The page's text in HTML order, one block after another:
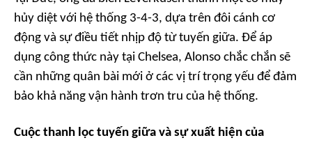
hủy diệt với hệ thống 3-4-3, dựa trên đôi cánh cơ
động và sự điều tiết nhịp độ từ tuyến giữa. Để áp
dụng công thức này tại Chelsea, Alonso chắc chắn sẽ
cần những quân bài mới ở các vị trí trọng yếu để đảm
bảo khả năng vận hành trơn tru của hệ thống.
Cuộc thanh lọc tuyến giữa và sự xuất hiện của